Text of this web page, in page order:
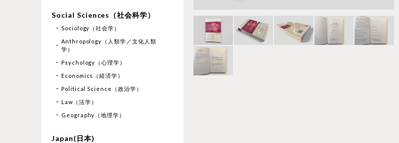
Social Sciences（社会科学）
Sociology（社会学）
Anthropology（人類学／文化人類
学）
Psychology（心理学）
Economics（経済学）
Political Science（政治学）
Law（法学）
Geography（地理学）
Japan(日本)